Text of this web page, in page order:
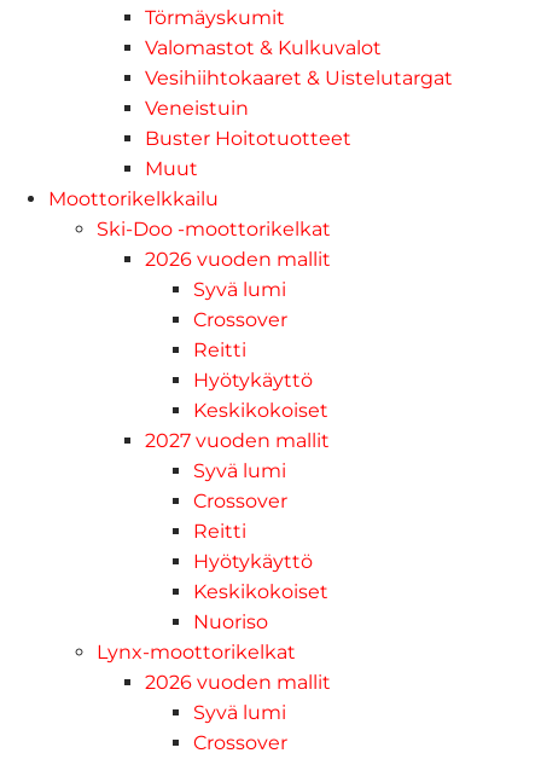
Törmäyskumit
Valomastot & Kulkuvalot
Vesihiihtokaaret & Uistelutargat
Veneistuin
Buster Hoitotuotteet
Muut
Moottorikelkkailu
Ski-Doo -moottorikelkat
2026 vuoden mallit
Syvä lumi
Crossover
Reitti
Hyötykäyttö
Keskikokoiset
2027 vuoden mallit
Syvä lumi
Crossover
Reitti
Hyötykäyttö
Keskikokoiset
Nuoriso
Lynx-moottorikelkat
2026 vuoden mallit
Syvä lumi
Crossover